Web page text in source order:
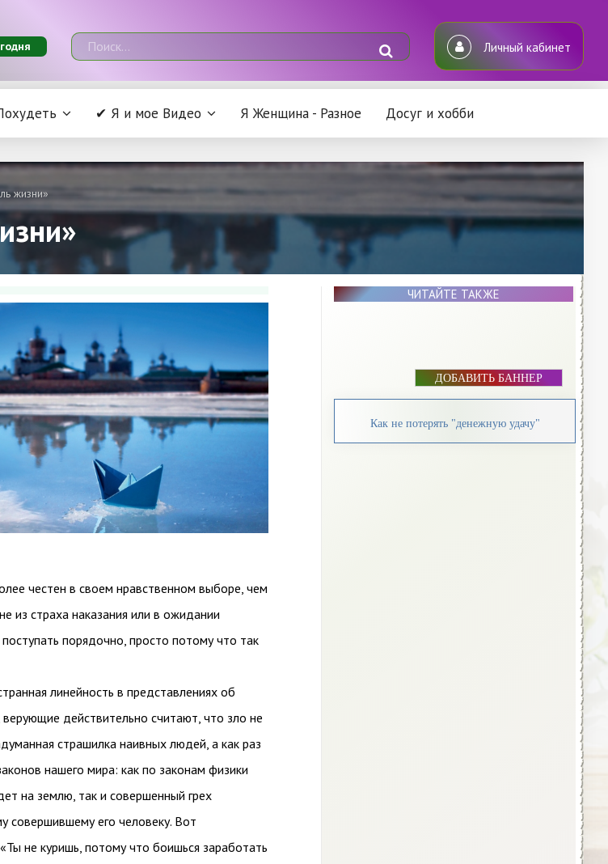
Личный кабинет
✔ Я и мое Видео Я Женщина - Разное Досуг и хобби
жизни»
честен в своем нравственном выборе, чем
из страха наказания или в ожидании
порядочно, просто потому что так
линейность в представлениях об
действительно считают, что зло не
страшилка наивных людей, а как раз
нашего мира: как по законам физики
на землю, так и совершенный грех
совершившему его человеку. Вот
не куришь, потому что боишься заработать
ЧИТАЙТЕ ТАКЖЕ
ДОБАВИТЬ БАННЕР
Как не потерять "денежную удачу"